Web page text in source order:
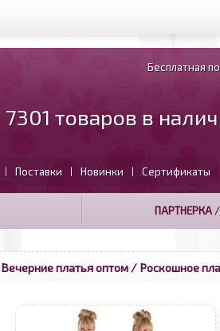
Бесплатная
7301 товаров в
| Поставки | Новинки | Сертификаты
ПАРТНЕРКА/
Вечерние платья оптом / Роскошное